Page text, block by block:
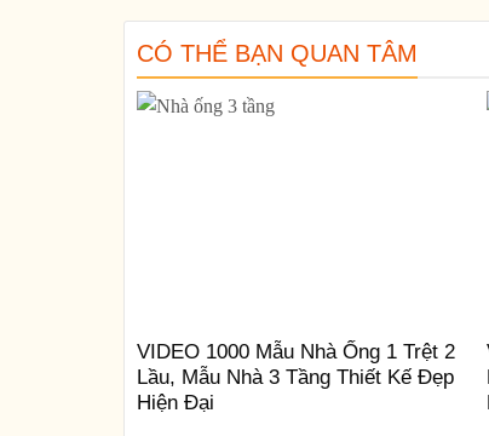
CÓ THỂ BẠN QUAN TÂM
VIDEO 1000 Mẫu Nhà Ống 1 Trệt 2
Lầu, Mẫu Nhà 3 Tầng Thiết Kế Đẹp
Hiện Đại